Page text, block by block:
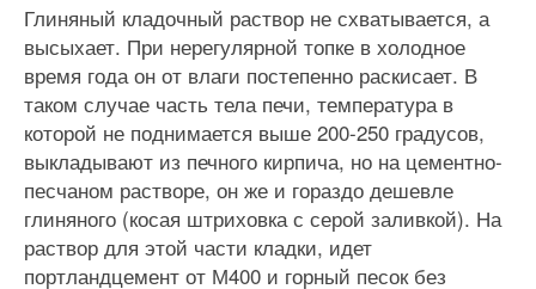
Глиняный кладочный раствор не схватывается, а
высыхает. При нерегулярной топке в холодное
время года он от влаги постепенно раскисает. В
таком случае часть тела печи, температура в
которой не поднимается выше 200-250 градусов,
выкладывают из печного кирпича, но на цементно-
песчаном растворе, он же и гораздо дешевле
глиняного (косая штриховка с серой заливкой). На
раствор для этой части кладки, идет
портландцемент от М400 и горный песок без